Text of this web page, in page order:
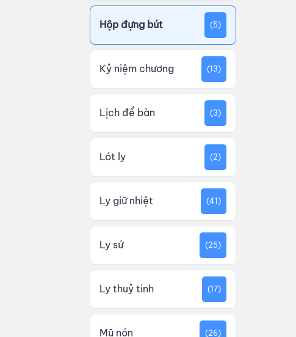
Hộp đựng bút (5)
Kỷ niệm chương (13)
Lịch để bàn (3)
Lót ly (2)
Ly giữ nhiệt (41)
Ly sứ (25)
Ly thuỷ tinh (17)
Mũ nón (26)